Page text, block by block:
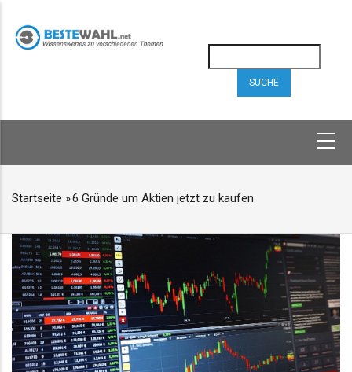
zum
Inhalt
PFADNAVIGATION
Startseite »6 Gründe um Aktien jetzt zu kaufen